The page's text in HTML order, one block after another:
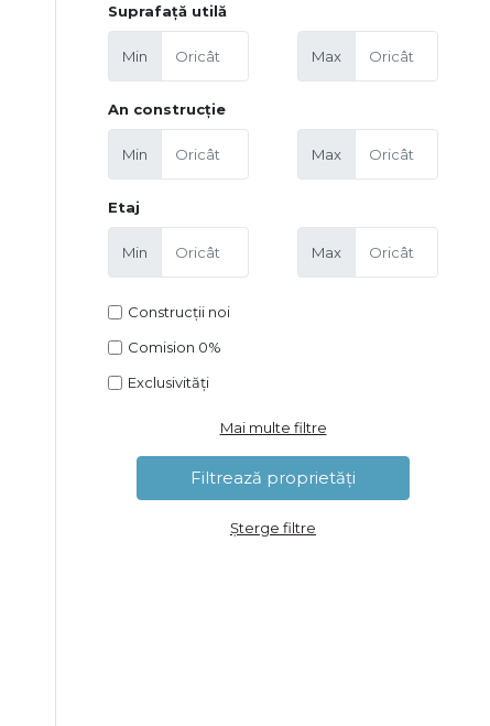
Suprafață utilă
Min Max
An construcție
Min Max
Etaj
Min Max
Construcții noi
Comision 0%
Exclusivități
Mai multe filtre
Șterge filtre